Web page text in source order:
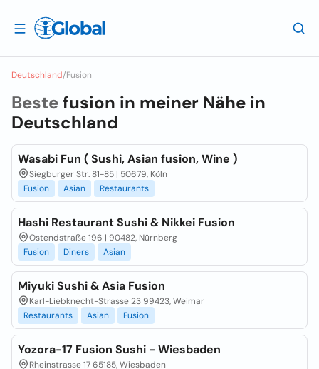
Deutschland/Fusion
Bestefusion in meiner Nähe in
Deutschland
Wasabi Fun ( Sushi, Asian fusion, Wine )
Siegburger Str. 81-85 | 50679, Köln
Fusion
Asian Restaurants
Hashi Restaurant Sushi & Nikkei Fusion
Ostendstraße 196 | 90482, Nürnberg
Fusion
Diners Asian
Miyuki Sushi & Asia Fusion
Karl-Liebknecht-Strasse 23 99423, Weimar
Restaurants
Asian Fusion
Yozora-17 Fusion Sushi - Wiesbaden
Rheinstrasse 17 65185, Wiesbaden